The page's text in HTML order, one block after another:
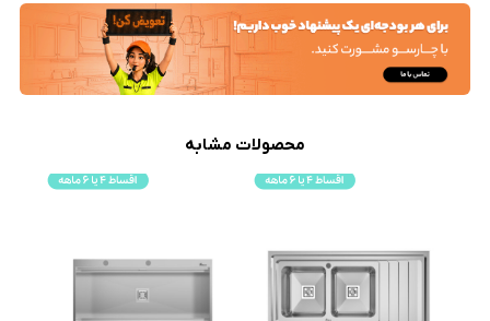
محصولات مشابه